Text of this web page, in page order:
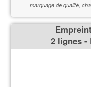
marquage de qualité,
2 lignes -